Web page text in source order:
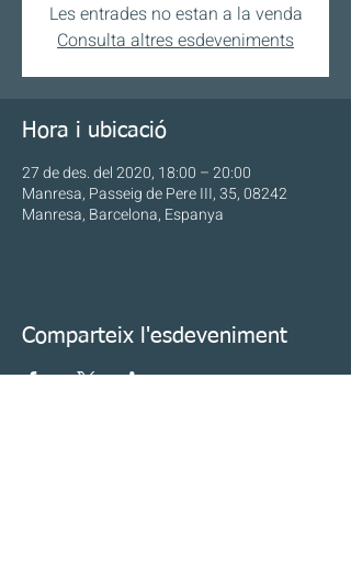
Les entrades no estan a la venda
Consulta altres esdeveniments
Hora i ubicació
27 de des. del 2020, 18:00 – 20:00
Manresa, Passeig de Pere III, 35, 08242
Manresa, Barcelona, Espanya
Comparteix l'esdeveniment